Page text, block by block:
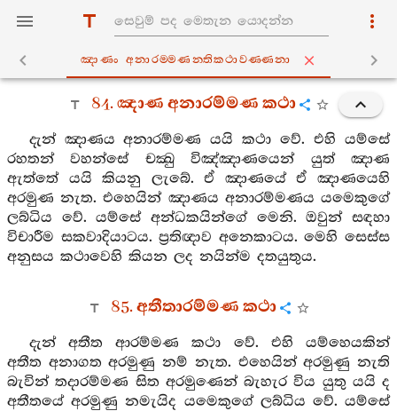
ඤාණං අනාරම‍්මණන‍්තිකථාවණ‍්ණනා
84. ඤාණ අනාරම්මණ කථා
දැන් ඤාණය අනාරම්මණ යයි කථා වේ. එහි යම්සේ
රහතන් වහන්සේ චක්‍ඛු විඤ්ඤාණයෙන් යුත් ඤාණ
ඇත්තේ යයි කියනු ලැබේ. ඒ ඤාණයේ ඒ ඤාණයෙහි
අරමුණ නැත. එහෙයින් ඤාණය අනාරම්මණය යමෙකුගේ
ලබ්ධිය වේ. යම්සේ අන්ධකයින්ගේ මෙනි. ඔවුන් සඳහා
විචාරීම සකවාදියාටය. ප්‍රතිඥාව අනෙකාටය. මෙහි සෙස්ස
අනුසය කථාවෙහි කියන ලද නයින්ම දතයුතුය.
85. අතීතාරම්මණ කථා
දැන් අතීත ආරම්මණ කථා වේ. එහි යම්හෙයකින්
අතීත අනාගත අරමුණු නම් නැත. එහෙයින් අරමුණු නැති
බැවින් තදාරම්මණ සිත අරමුණෙන් බැහැර විය යුතු යයි ද
අතීතයේ අරමුණු නමැයිද යමෙකුගේ ලබ්ධිය වේ. යම්සේ